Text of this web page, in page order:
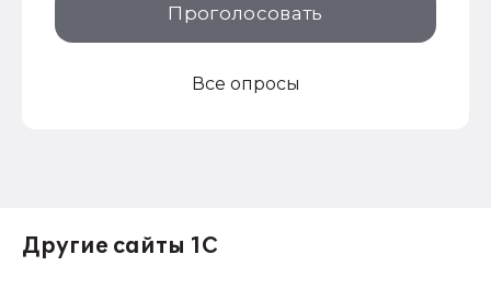
Проголосовать
Все опросы
Другие сайты 1С